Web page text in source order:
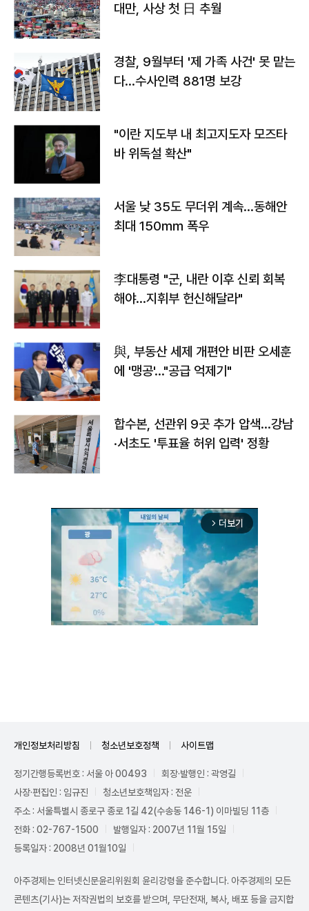
대만, 사상 첫 日 추월
경찰, 9월부터 '제 가족 사건' 못 맡는
다…수사인력 881명 보강
"이란 지도부 내 최고지도자 모즈타
바 위독설 확산"
서울 낮 35도 무더위 계속…동해안
최대 150㎜ 폭우
李대통령 "군, 내란 이후 신뢰 회복
해야…지휘부 헌신해달라"
與, 부동산 세제 개편안 비판 오세훈
에 '맹공'…"공급 억제기"
합수본, 선관위 9곳 추가 압색…강남
·서초도 '투표율 허위 입력' 정황
arrow_forward_ios 더보기
개인정보처리방침 청소년보호정책 사이트맵
정기간행등록번호 : 서울 아 00493
회장·발행인 : 곽영길
사장·편집인 : 임규진
청소년보호책임자 : 전운
주소 : 서울특별시 종로구 종로 1길 42(수송동 146-1) 이마빌딩 11층
전화 : 02-767-1500
발행일자 : 2007년 11월 15일
등록일자 : 2008년 01월10일
아주경제는 인터넷신문윤리위원회 윤리강령을 준수합니다. 아주경제의 모든
콘텐츠(기사)는 저작권법의 보호를 받으며, 무단전재, 복사, 배포 등을 금지합